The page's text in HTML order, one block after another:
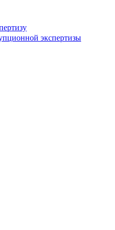
экспертизы